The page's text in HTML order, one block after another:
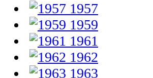
1957
1959
1961
1962
1963